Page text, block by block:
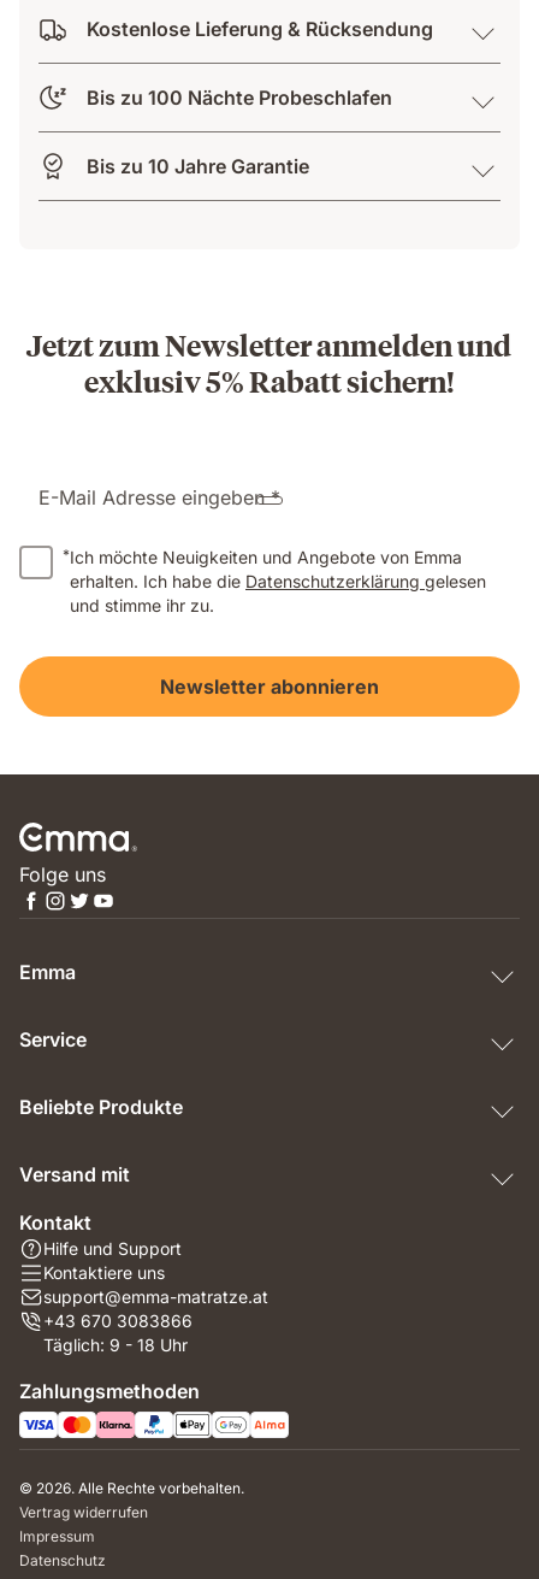
Kostenlose Lieferung & Rücksendung
Bis zu 100 Nächte Probeschlafen
Bis zu 10 Jahre Garantie
Jetzt zum Newsletter anmelden und
exklusiv 5% Rabatt sichern!
E-Mail Adresse eingeben *
*Ich möchte Neuigkeiten und Angebote von Emma
erhalten. Ich habe die Datenschutzerklärung gelesen
und stimme ihr zu.
Newsletter abonnieren
Folge uns
Emma
Service
Beliebte Produkte
Versand mit
Kontakt
Hilfe und Support
Kontaktiere uns
support@emma-matratze.at
+43 670 3083866
Täglich: 9 - 18 Uhr
Zahlungsmethoden
© 2026. Alle Rechte vorbehalten.
Vertrag widerrufen
Impressum
Datenschutz